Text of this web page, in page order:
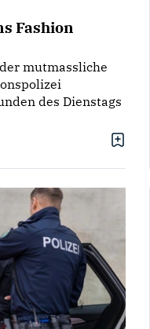
Fashion
mutmassliche
des Dienstags